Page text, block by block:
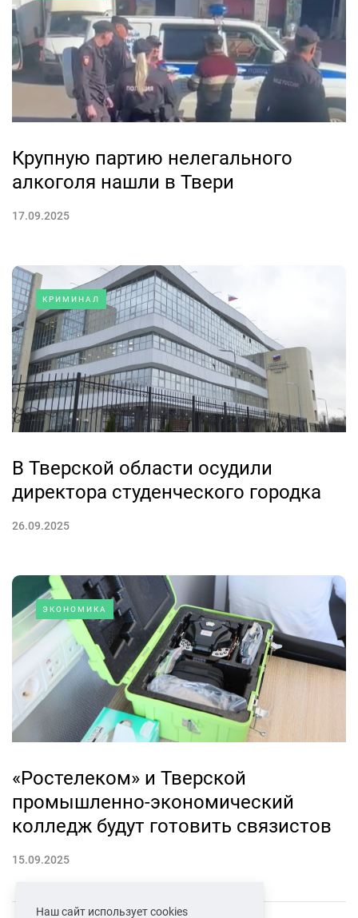
Крупную партию нелегального
алкоголя нашли в Твери
17.09.2025
КРИМИНАЛ
В Тверской области осудили
директора студенческого городка
26.09.2025
ЭКОНОМИКА
«Ростелеком» и Тверской
промышленно-экономический
колледж будут готовить связистов
15.09.2025
Наш сайт использует cookies